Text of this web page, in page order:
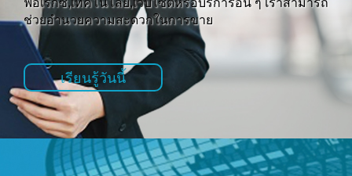
ฟอเร็กซ์,เทคโนโลยี,เว็บไซต์หรือบริการอื่น ๆ เราสามารถ
ช่วยอำนวยความสะดวกในการขาย
เรียนรู้วันนี้